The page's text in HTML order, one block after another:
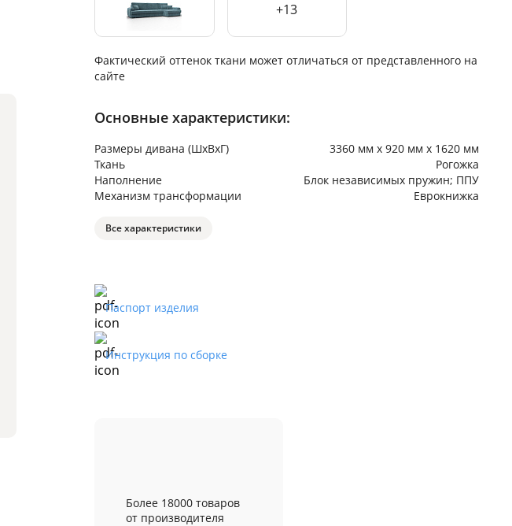
+13
Фактический оттенок ткани может отличаться от представленного на
сайте
Основные характеристики:
Размеры дивана (ШхВхГ)
3360 мм х 920 мм х 1620 мм
Ткань
Рогожка
Наполнение
Блок независимых пружин; ППУ
Механизм трансформации
Еврокнижка
Все характеристики
Паспорт изделия
Инструкция по сборке
Более 18000 товаров
от производителя